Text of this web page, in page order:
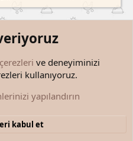
politikası
çerezleri ve deneyiminizi
kullanıyoruz.
yapılandırın
kabul et